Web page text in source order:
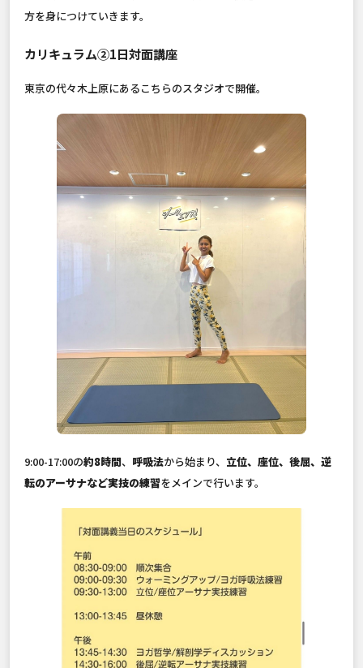
方を身につけていきます。
カリキュラム②1日対面講座
東京の代々木上原にあるこちらのスタジオで開催。
9:00-17:00の約8時間、 呼吸法から始まり、 立位、座位、後屈、逆
転のアーサナなど実技の練習をメインで行います。